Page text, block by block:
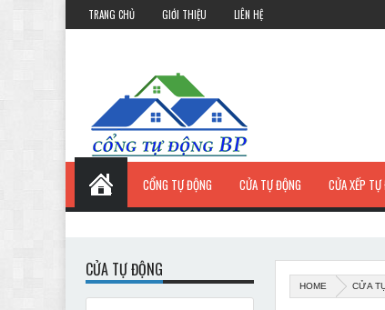
TRANG CHỦ GIỚI THIỆU LIÊN HỆ
CỔNG TỰ ĐỘNG CỬA TỰ ĐỘNG CỬA XẾP TỰ
HOME CỬA
CỬA TỰ ĐỘNG